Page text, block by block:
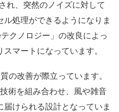
れ、突然のノイズに対して
処理ができるようになりま
クノロジー」の改良によっ
マートになっています。
の改善が際立っています。
術を組み合わせ、風や雑音
けられる設計となっていま